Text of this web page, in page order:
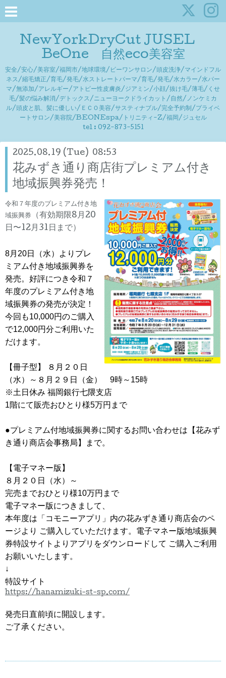
NewYorkDryCut JUSEL
BeOne 自然eco美容室
安全/安心/美容室/福岡市/地球環境/ビーワンサロン/頭皮洗浄/マインドフル
ネス/縮毛矯正/育毛/発毛/水ストレートパーマ/育毛/発毛/水カラー/水パー
マ/無添加/アレルギー/アトピー性皮膚炎/ジアミン/小顔/抜け毛/薄毛/くせ
毛/髪の悩み解消/デトックス/ニューヨークドライカット/自然/ノンケミカ
ル/頭皮と肌、髪に優しい/ＥＣＯ美容/サスティナブル/完全予約制/プライベ
ートサロン/美容院/BEONEspa/トリニティ-Z/福岡/ジュセル
tel : 092-873-5151
2025.08.19 (Tue) 08:53
花みずき通り商店街プレミアム付き
地域振興券発売！
令和７年度のプレミアム付き地
域振興券
（有効期限8月20
日〜12月31日まで）
8月20日（水）よりプレ
ミアム付き地域振興券を
発売。好評につき令和７
年度のプレミアム付き地
域振興券の発売が決定！
今回も10,000円のご購入
で12,000円分ご利用いた
だけます。
【冊子型】 ８月２０日
（水）～８月２９日（金） 9時～15時
※土日休み 福岡銀行七隈支店
1階にて販売おひとり様5万円まで
●プレミアム付地域振興券に関するお問い合わせは【花みず
き通り商店会事務局】まで。
【電子マネー版】
８月２０日（水）～
完売までおひとり様10万円まで
電子マネー版につきまして、
本年度は「コモニーアプリ」内の花みずき通り商店会のペ
ージより ご購入していただけます。電子マネー版地域振興
券特設サイトよりアプリをダウンロードして ご購入ご利用
お願いいたします。
↓
特設サイト
https://hanamizuki-st-sp.com/
発売日直前頃に開設します。
ご了承ください。